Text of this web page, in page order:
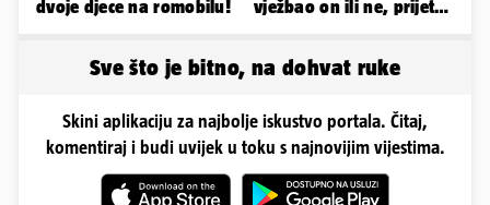
dvoje djece na romobilu!
vježbao on ili ne, prijete
Sve što je bitno, na dohvat ruke
Skini aplikaciju za najbolje iskustvo portala. Čitaj,
komentiraj i budi uvijek u toku s najnovijim vijestima.